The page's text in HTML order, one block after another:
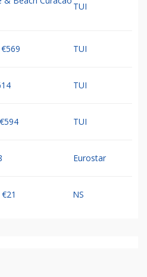
TUI
TUI
TUI
TUI
Eurostar
NS